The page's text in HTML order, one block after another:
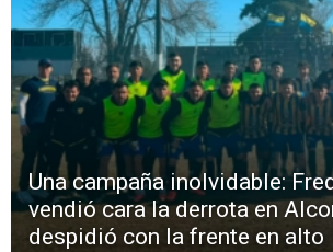
Una campaña inolvidable:
vendió cara la derrota en
despidió con la frente en alto